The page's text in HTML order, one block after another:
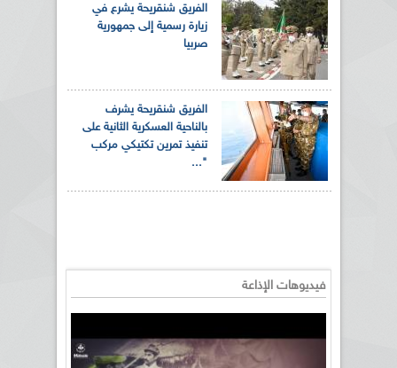
الفريق شنقريحة يشرع في
زيارة رسمية إلى جمهورية
صربيا
الفريق شنقريحة يشرف
بالناحية العسكرية الثانية على
تنفيذ تمرين تكتيكي مركب
"...
فيديوهات الإذاعة